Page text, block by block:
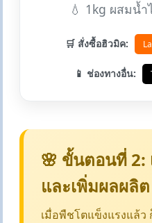
💧 1kg ผสมน้ำ
🛒 สั่งซื้อฮิวมิค:
📱 ช่องทางอื่น:
🌸 ขั้นตอนที่ 2:
และเพิ่มผลผลิต
เมื่อพืชโตแข็งแรงแล้ว